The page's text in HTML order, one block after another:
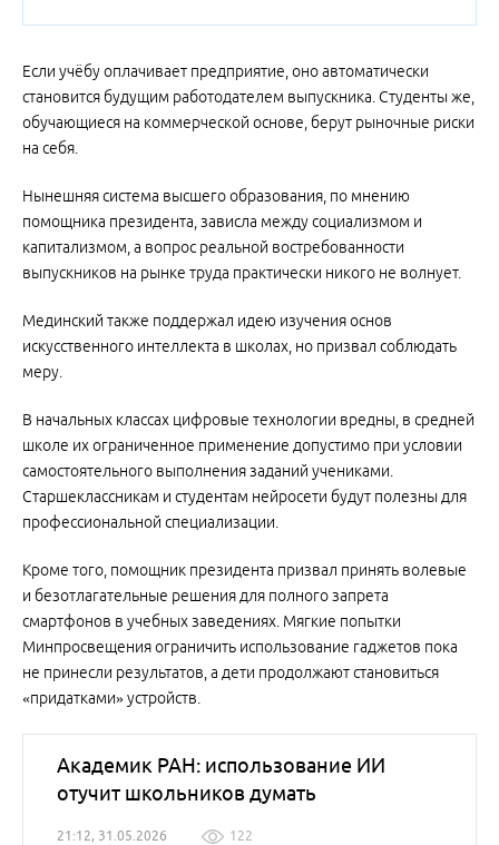
Если учёбу оплачивает предприятие, оно автоматически
становится будущим работодателем выпускника. Студенты же,
обучающиеся на коммерческой основе, берут рыночные риски
на себя.
Нынешняя система высшего образования, по мнению
помощника президента, зависла между социализмом и
капитализмом, а вопрос реальной востребованности
выпускников на рынке труда практически никого не волнует.
Мединский также поддержал идею изучения основ
искусственного интеллекта в школах, но призвал соблюдать
меру.
В начальных классах цифровые технологии вредны, в средней
школе их ограниченное применение допустимо при условии
самостоятельного выполнения заданий учениками.
Старшеклассникам и студентам нейросети будут полезны для
профессиональной специализации.
Кроме того, помощник президента призвал принять волевые
и безотлагательные решения для полного запрета
смартфонов в учебных заведениях. Мягкие попытки
Минпросвещения ограничить использование гаджетов пока
не принесли результатов, а дети продолжают становиться
«придатками» устройств.
Академик РАН: использование ИИ
отучит школьников думать
21:12, 31.05.2026 122